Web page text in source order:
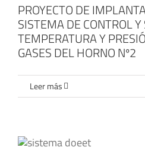
PROYECTO DE
SISTEMA DE CONTROL
TEMPERATURA Y
GASES DEL HORNO Nº2
Leer más